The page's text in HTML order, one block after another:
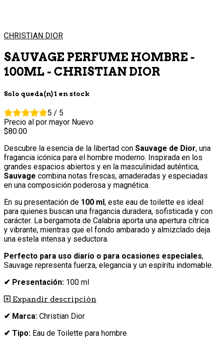
CHRISTIAN DIOR
SAUVAGE PERFUME HOMBRE -
100ML - CHRISTIAN DIOR
Solo queda(n) 1 en stock
5 / 5
Precio al por mayor Nuevo
80.00
Descubre la esencia de la libertad con Sauvage de Dior, una
fragancia icónica para el hombre moderno. Inspirada en los
grandes espacios abiertos y en la masculinidad auténtica,
Sauvage combina notas frescas, amaderadas y especiadas
en una composición poderosa y magnética.
En su presentación de 100 ml , este eau de toilette es ideal
para quienes buscan una fragancia duradera, sofisticada y con
carácter. La bergamota de Calabria aporta una apertura cítrica
y vibrante, mientras que el fondo ambarado y almizclado deja
una estela intensa y seductora.
Perfecto para uso diario o para ocasiones especiales,
Sauvage representa fuerza, elegancia y un espíritu indomable.
✔ Presentación: 100 ml
Expandir descripción
✔ Marca: Christian Dior
✔ Tipo: Eau de Toilette para hombre